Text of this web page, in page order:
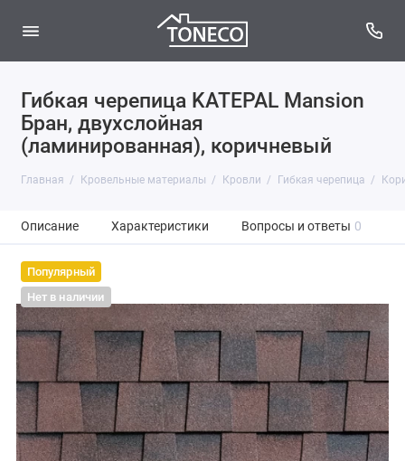
Гибкая черепица KATEPAL Mansion
Бран, двухслойная
(ламинированная), коричневый
Главная Кровельные материалы Кровли Гибкая черепица
Описание Характеристики Вопросы и ответы 0
Популярный
Нет в наличии